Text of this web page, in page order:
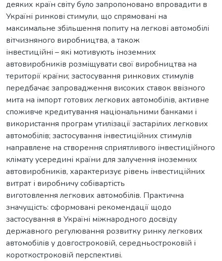
деяких країн світу було запропоновано впровадити в
Україні ринкові стимули, що спрямовані на
максимальне збільшення попиту на легкові автомобілі
вітчизняного виробництва, а також
інвестиційні – які мотивують іноземних
автовиробників розміщувати свої виробництва на
території країни; застосування ринкових стимулів
передбачає запровадження високих ставок ввізного
мита на імпорт готових легкових автомобілів, активне
споживче кредитування національними банками і
використання програм утилізації застарілих легкових
автомобілів; застосування інвестиційних стимулів
направлене на створення сприятливого інвестиційного
клімату усередині країни для залучення іноземних
автовиробників, характеризує рівень інвестиційних
витрат і виробничу собівартість
виготовлення легкових автомобілів. Практична
значущість: сформовані рекомендації щодо
застосування в Україні міжнародного досвіду
державного регулювання розвитку ринку легкових
автомобілів у довгостроковій, середньостроковій і
короткостроковій перспективі.